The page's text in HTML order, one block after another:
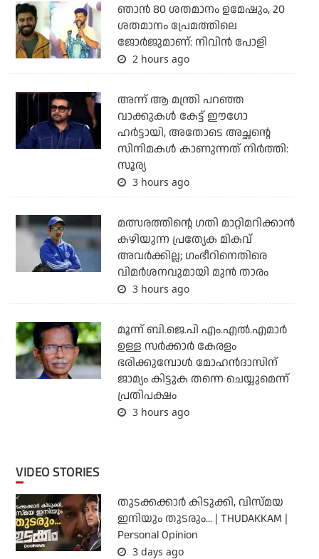
ഞാൻ 80 ശതമാനം ഉമേഷും, 20
ശതമാനം പ്രേമത്തിലെ
ജോർജുമാണ്: നിവിൻ പോളി
2 hours ago
അന്ന് ആ മന്ത്രി പറഞ്ഞ
വാക്കുകള്‍ കേട്ട് ഈഗോ
ഹര്‍ട്ടായി, അതോടെ അച്ഛന്റെ
സിനിമകള്‍ കാണുന്നത് നിര്‍ത്തി:
സൂര്യ
3 hours ago
മത്സരത്തിന്റെ ഗതി മാറ്റിമറിക്കാന്‍
കഴിയുന്ന പ്രത്യേക മികവ്
അവര്‍ക്കില്ല; ഗംഭീറിനെതിരെ
വിമര്‍ശനവുമായി മുന്‍ താരം
3 hours ago
മൂന്ന് ബി.ജെ.പി എം.എല്‍.എമാര്‍
ഉള്ള സര്‍ക്കാര്‍ കേരളം
ഭരിക്കുമ്പോള്‍ മോഹന്‍ദാസിന്
ജാമ്യം കിട്ടുക തന്നെ ചെയ്യുമെന്ന്
പ്രതിപക്ഷം
3 hours ago
VIDEO STORIES
തുടക്കക്കാര്‍ കിടുക്കി, വിസ്മയ
ഇനിയും തുടരും... | THUDAKKAM |
Personal Opinion
3 days ago